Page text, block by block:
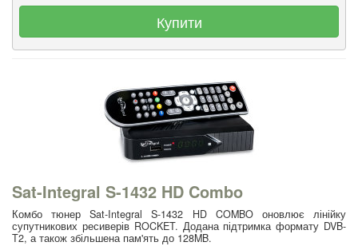
Купити
Sat-Integral S-1432 HD Combo
Комбо тюнер Sat-Integral S-1432 HD COMBO оновлює лінійку
супутникових ресиверів ROCKET. Додана підтримка формату DVB-
T2, а також збільшена пам'ять до 128MB.